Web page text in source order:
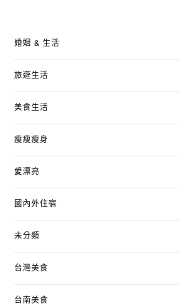
婚姻 & 生活
旅遊生活
美食生活
瘦瘦瘦身
愛漂亮
國內外住宿
未分類
台灣美食
台南美食